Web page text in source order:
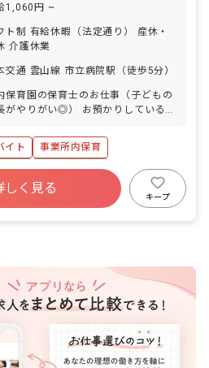
1,060円 ~
ト制 有給休暇（法定通り） 産休・
介護休業
交通 雲山線 市立病院駅（徒歩5分）
保育園の保育士のお仕事（子どもの
がやりがい◎） お預かりしている子
・睡眠・排泄・清潔・衣類の着脱等
団生活を通じた社会性の装着 ・行事
画・実行、お知らせの作成
イト
事業所内保育
有給
福利厚生充実
未経験歓迎
しく見る
キープ